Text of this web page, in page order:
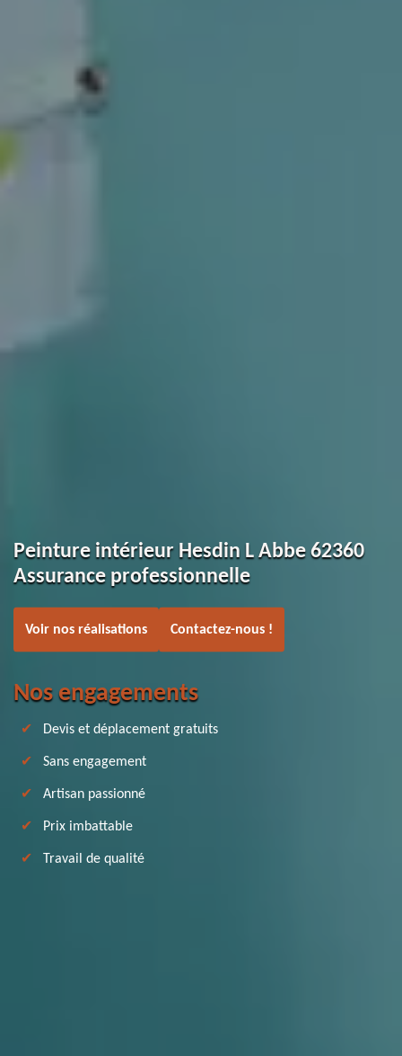
Peinture intérieur Hesdin L Abbe 62360
Assurance professionnelle
Voir nos réalisations Contactez-nous !
Nos engagements
Devis et déplacement gratuits
Sans engagement
Artisan passionné
Prix imbattable
Travail de qualité